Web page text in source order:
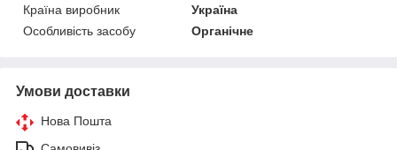
Країна виробник
Україна
Особливість засобу
Органічне
Умови доставки
Нова Пошта